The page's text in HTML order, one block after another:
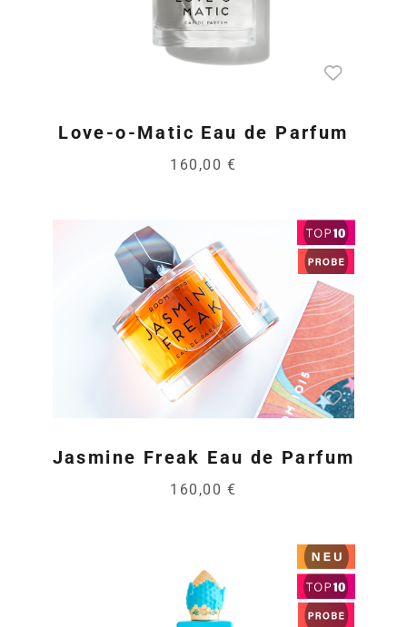
Love-o-Matic Eau de Parfum
160,00 €
Jasmine Freak Eau de Parfum
160,00 €